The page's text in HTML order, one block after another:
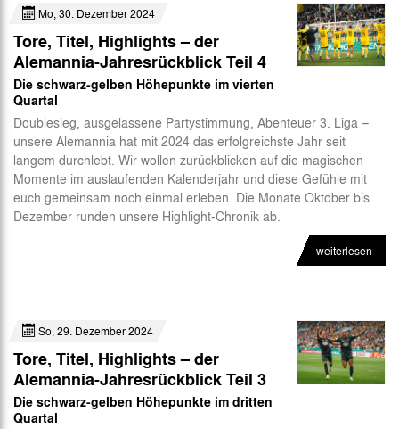
Mo, 30. Dezember 2024
Tore, Titel, Highlights – der
Alemannia-Jahresrückblick Teil 4
Die schwarz-gelben Höhepunkte im vierten
Quartal
Doublesieg, ausgelassene Partystimmung, Abenteuer 3. Liga –
unsere Alemannia hat mit 2024 das erfolgreichste Jahr seit
langem durchlebt. Wir wollen zurückblicken auf die magischen
Momente im auslaufenden Kalenderjahr und diese Gefühle mit
euch gemeinsam noch einmal erleben. Die Monate Oktober bis
Dezember runden unsere Highlight-Chronik ab.
weiterlesen
So, 29. Dezember 2024
Tore, Titel, Highlights – der
Alemannia-Jahresrückblick Teil 3
Die schwarz-gelben Höhepunkte im dritten
Quartal